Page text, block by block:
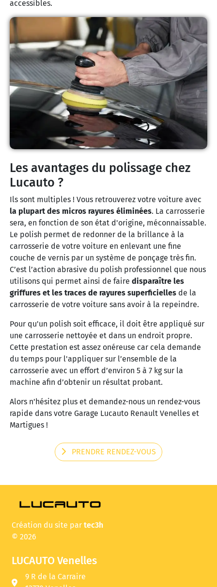
accessibles.
Les avantages du polissage chez
Lucauto ?
Ils sont multiples ! Vous retrouverez votre voiture avec
la plupart des micros rayures éliminées. La carrosserie
sera, en fonction de son état d'origine, méconnaissable.
Le polish permet de redonner de la brillance à la
carrosserie de votre voiture en enlevant une fine
couche de vernis par un système de ponçage très fin.
C’est l’action abrasive du polish professionnel que nous
utilisons qui permet ainsi de faire disparaître les
griffures et les traces de rayures superficielles de la
carrosserie de votre voiture sans avoir à la repeindre.
Pour qu'un polish soit efficace, il doit être appliqué sur
une carrosserie nettoyée et dans un endroit propre.
Cette prestation est assez onéreuse car cela demande
du temps pour l'appliquer sur l’ensemble de la
carrosserie avec un effort d’environ 5 à 7 kg sur la
machine afin d’obtenir un résultat probant.
Alors n'hésitez plus et demandez-nous un rendez-vous
rapide dans votre Garage Lucauto Renault Venelles et
Martigues !
PRENDRE RENDEZ-VOUS
Création du site par tec3h
© 2026
LUCAUTO Venelles
9 R de la Carraire